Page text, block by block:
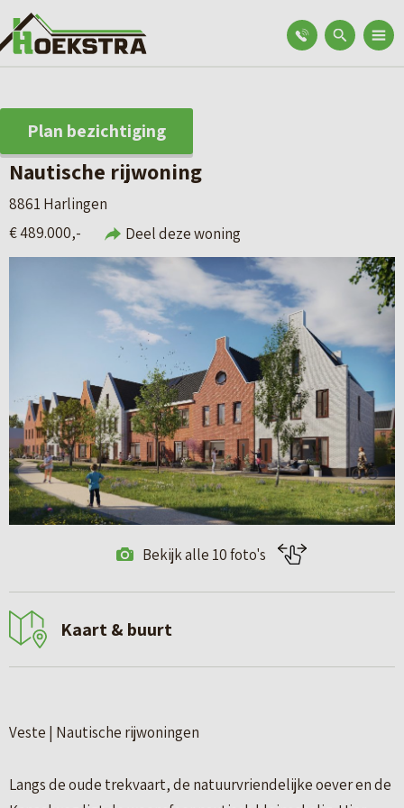
Plan bezichtiging
Nautische rijwoning
8861 Harlingen
€ 489.000,-
Deel deze woning
Bekijk alle 10 foto's
Kaart & buurt
Veste | Nautische rijwoningen
Langs de oude trekvaart, de natuurvriendelijke oever en de